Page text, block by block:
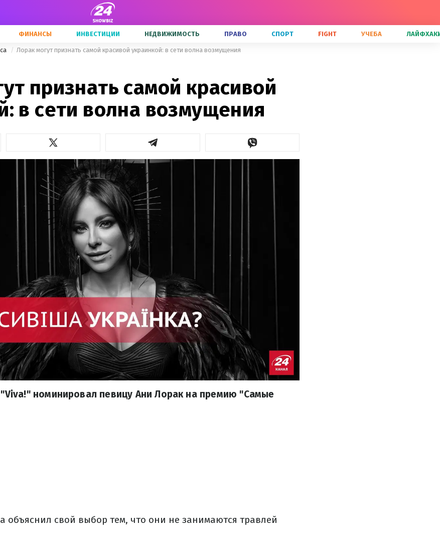
ФИНАНСЫ ИНВЕСТИЦИИ НЕДВИЖИМОСТЬ ПРАВО СПОРТ FIGHT УЧЕБА
Лорак могут признать самой красивой украинкой: в сети волна возмущения
признать самой красивой
в сети волна возмущения
номинировал певицу Ани Лорак на премию "Самые
объяснил свой выбор тем, что они не занимаются травлей